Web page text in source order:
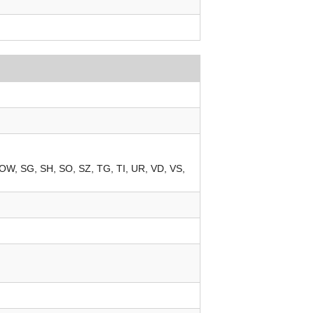
SG SH SO SZ TG TI UR VD VS